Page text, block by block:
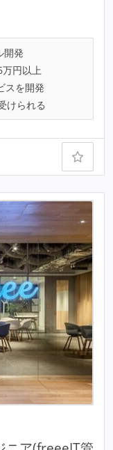
開発
円以上
スを開発
けられる